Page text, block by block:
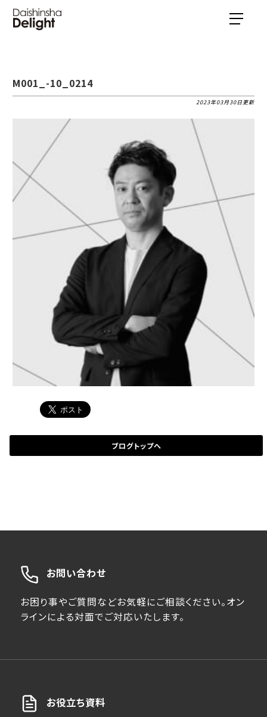
M001_-10_0214
2023年03月30日更新
ブログトップへ
お問い合わせ
お困り事やご質問などお気軽にご相談ください。オン
ラインによる対面でご対応いたします。
お役立ち資料